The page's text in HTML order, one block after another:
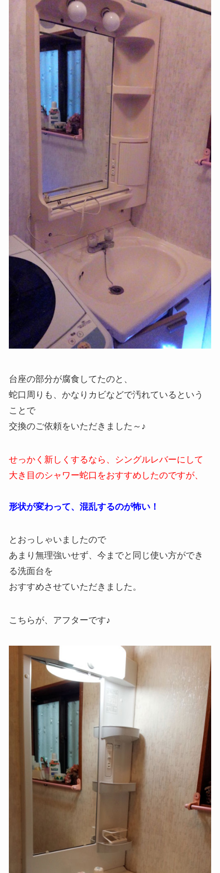
台座の部分が腐食してたのと、
蛇口周りも、かなりカビなどで汚れているという
ことで
交換のご依頼をいただきました～♪
せっかく新しくするなら、シングルレバーにして
大き目のシャワー蛇口をおすすめしたのですが、
形状が変わって、混乱するのが怖い！
とおっしゃいましたので
あまり無理強いせず、今までと同じ使い方ができ
る洗面台を
おすすめさせていただきました。
こちらが、アフターです♪